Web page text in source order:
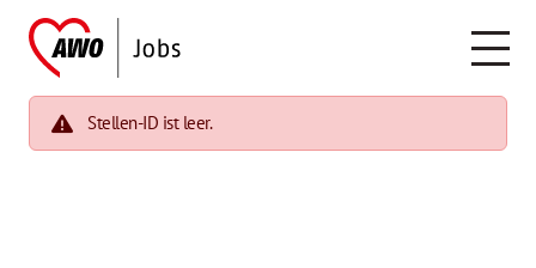
Stellen-ID ist leer.